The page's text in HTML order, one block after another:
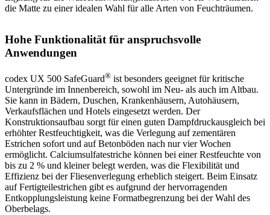
die Matte zu einer idealen Wahl für alle Arten von Feuchträumen.
Hohe Funktionalität für anspruchsvolle
Anwendungen
codex UX 500 SafeGuard® ist besonders geeignet für kritische
Untergründe im Innenbereich, sowohl im Neu- als auch im Altbau.
Sie kann in Bädern, Duschen, Krankenhäusern, Autohäusern,
Verkaufsflächen und Hotels eingesetzt werden. Der
Konstruktionsaufbau sorgt für einen guten Dampfdruckausgleich bei
erhöhter Restfeuchtigkeit, was die Verlegung auf zementären
Estrichen sofort und auf Betonböden nach nur vier Wochen
ermöglicht. Calciumsulfatestriche können bei einer Restfeuchte von
bis zu 2 % und kleiner belegt werden, was die Flexibilität und
Effizienz bei der Fliesenverlegung erheblich steigert. Beim Einsatz
auf Fertigteilestrichen gibt es aufgrund der hervorragenden
Entkopplungsleistung keine Formatbegrenzung bei der Wahl des
Oberbelags.